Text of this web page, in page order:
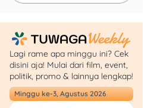
Point Kartu Kredit
BNI.
3. Hotel The Movenpick
– Voucher Up To Rp200
Ribu
Lagi rame apa minggu ini? Cek
disini aja! Mulai dari film, event,
politik, promo & lainnya lengkap!
Minggu ke-3, Agustus 2026